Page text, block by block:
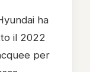
ha
il 2022
per